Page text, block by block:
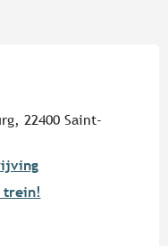
22400 Saint-
trein!